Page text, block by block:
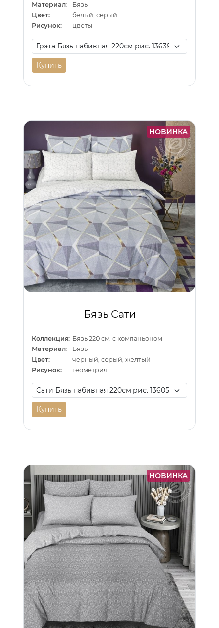
Материал:
Бязь
Цвет:
белый, серый
Рисунок:
цветы
Купить
НОВИНКА
Бязь Сати
Коллекция: Бязь 220 см. с компаньоном
Материал:
Бязь
Цвет:
черный, серый, желтый
Рисунок:
геометрия
Купить
НОВИНКА